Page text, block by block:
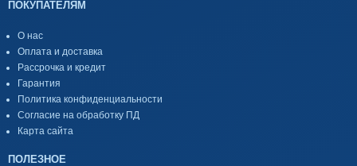
ПОКУПАТЕЛЯМ
О нас
Оплата и доставка
Рассрочка и кредит
Гарантия
Политика конфиденциальности
Согласие на обработку ПД
Карта сайта
ПОЛЕЗНОЕ